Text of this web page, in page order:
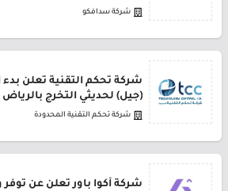
شركة سدافكو
شركة تحكم التقنية تعلن بدء
(جيل) لحديثي التخرج بالرياض
شركة تحكم التقنية المحدودة
شركة أكوا باور تعلن عن